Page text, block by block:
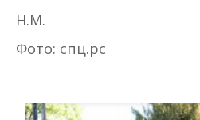
Н.М.
Фото: спц.рс